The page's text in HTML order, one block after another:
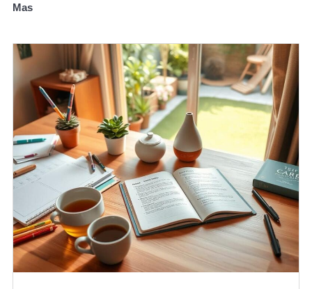
Mas